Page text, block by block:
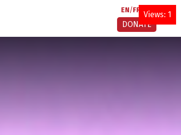
EN FR AR
DONATE
Views: 1